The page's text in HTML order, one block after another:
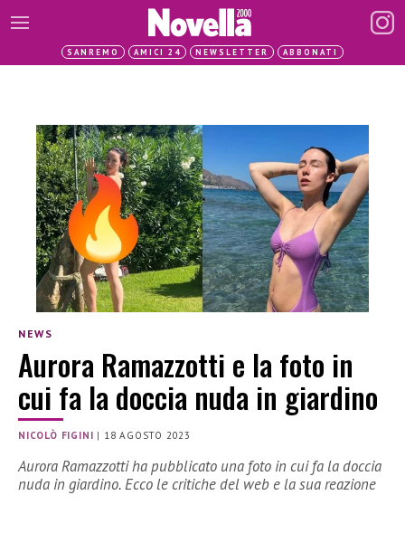
SANREMO AMICI 24 NEWSLETTER ABBONATI
NEWS
Aurora Ramazzotti e la foto in
cui fa la doccia nuda in giardino
NICOLÒ FIGINI | 18 AGOSTO 2023
Aurora Ramazzotti ha pubblicato una foto in cui fa la doccia
nuda in giardino. Ecco le critiche del web e la sua reazione